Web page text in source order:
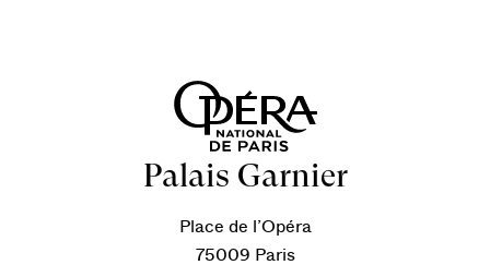
Palais Garnier
Place de l’Opéra
75009 Paris